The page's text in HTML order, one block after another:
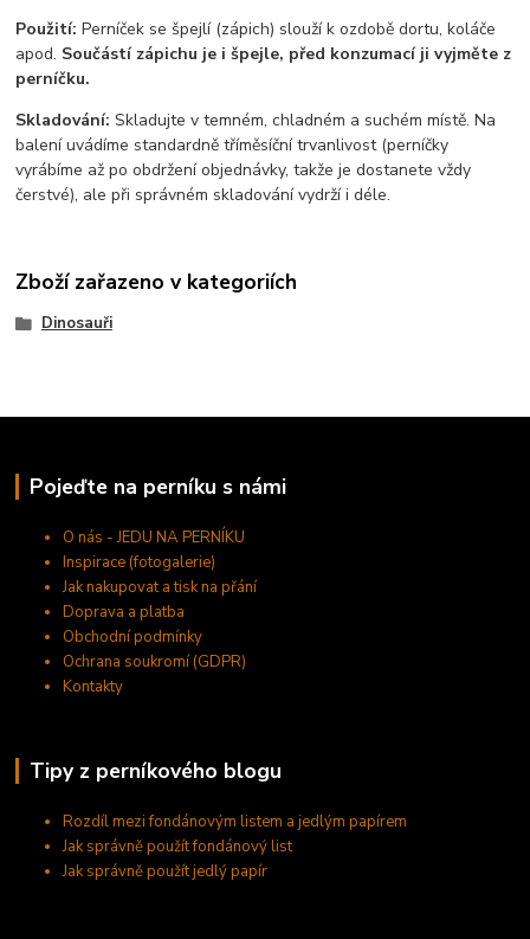
Použití:Perníček se špejlí (zápich) slouží k ozdobě dortu, koláče
apod. Součástí zápichu je i špejle, před konzumací ji vyjměte z
perníčku.
Skladování: Skladujte v temném, chladném a suchém místě. Na
balení uvádíme standardně tříměsíční trvanlivost (perníčky
vyrábíme až po obdržení objednávky, takže je dostanete vždy
čerstvé), ale při správném skladování vydrží i déle.
Zboží zařazeno v kategoriích
Dinosauři
Pojeďte na perníku s námi
O nás - JEDU NA PERNÍKU
Inspirace (fotogalerie)
Jak nakupovat a tisk na přání
Doprava a platba
Obchodní podmínky
Ochrana soukromí (GDPR)
Kontakty
Tipy z perníkového blogu
Rozdíl mezi fondánovým listem a jedlým papírem
Jak správně použít fondánový list
Jak správně použít jedlý papír